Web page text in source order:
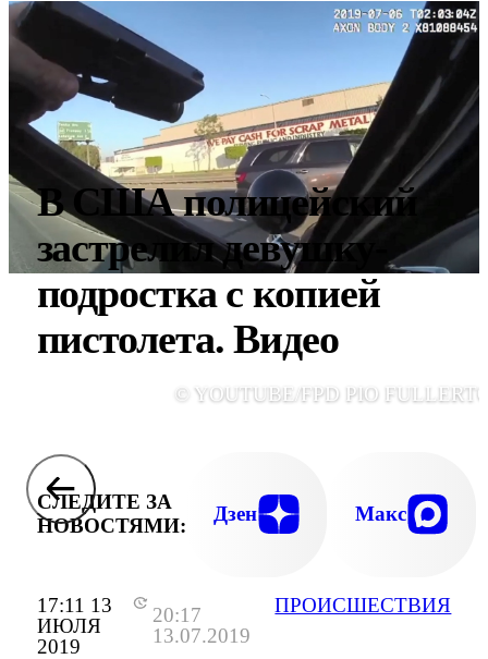
17:11 13
ИЮЛЯ
2019
20:17
13.07.2019
ПРОИСШЕСТВИЯ
В США полицейский
застрелил девушку-
подростка с копией
пистолета. Видео
© YOUTUBE/FPD PIO
СЛЕДИТЕ ЗА
НОВОСТЯМИ:
Дзен Макс